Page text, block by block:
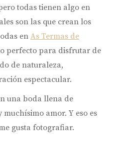
todas tienen algo en
son las que crean los
en As Termas de
perfecto para disfrutar de
de naturaleza,
espectacular.
una boda llena de
amor. Y eso es
gusta fotografiar.